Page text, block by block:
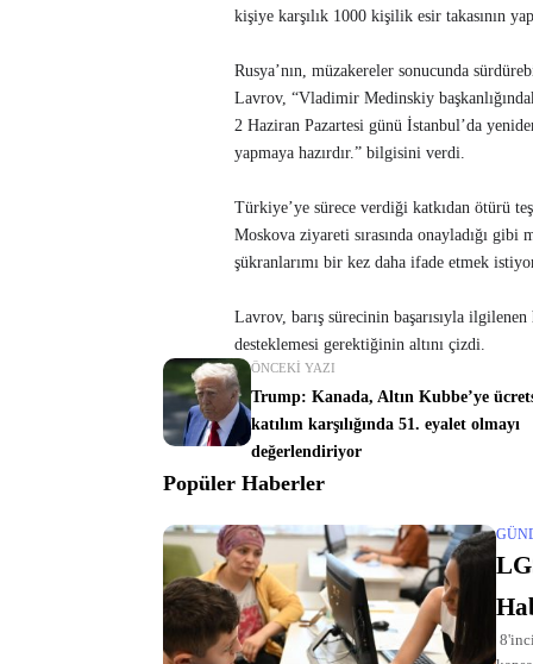
kişiye karşılık 1000 kişilik esir takasının
Rusya’nın, müzakereler sonucunda
Lavrov, “Vladimir Medinskiy
2 Haziran Pazartesi günü İstanbul’da
yapmaya hazırdır.” bilgisini verdi.
Türkiye’ye sürece verdiği katkıdan ötürü
Moskova ziyareti sırasında onayladığı
şükranlarımı bir kez daha ifade etmek
Lavrov, barış sürecinin başarısıyla
desteklemesi gerektiğinin altını çizdi.
ÖNCEKI YAZI
Trump: Kanada, Altın Kubbe’ye
katılım karşılığında 51. eyalet olmayı
değerlendiriyor
Popüler Haberler